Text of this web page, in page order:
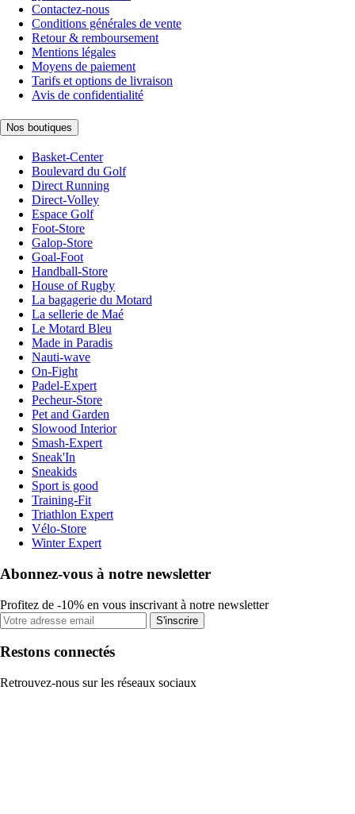
Contactez-nous
Conditions générales de vente
Retour & remboursement
Mentions légales
Moyens de paiement
Tarifs et options de livraison
Avis de confidentialité
Nos boutiques
Basket-Center
Boulevard du Golf
Direct Running
Direct-Volley
Espace Golf
Foot-Store
Galop-Store
Goal-Foot
Handball-Store
House of Rugby
La bagagerie du Motard
La sellerie de Maé
Le Motard Bleu
Made in Paradis
Nauti-wave
On-Fight
Padel-Expert
Pecheur-Store
Pet and Garden
Slowood Interior
Smash-Expert
Sneak'In
Sneakids
Sport is good
Training-Fit
Triathlon Expert
Vélo-Store
Winter Expert
Abonnez-vous à notre newsletter
Profitez de -10% en vous inscrivant à notre newsletter
S'inscrire
Restons connectés
Retrouvez-nous sur les réseaux sociaux